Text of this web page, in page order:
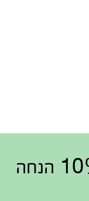
הצטרפי אלינו וקבלי 10% הנחה